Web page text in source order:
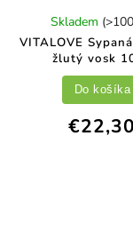
VITALOVE
žlutý vosk
Skladem
€22,30
Do košíka